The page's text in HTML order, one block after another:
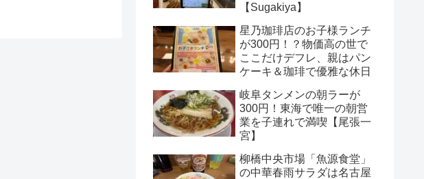
【Sugakiya】
星乃珈琲店のお子様ランチ
が300円！？物価高の世で
ここだけデフレ、親はパン
ケーキ＆珈琲で優雅な休日
岐阜タンメンの朝ラーが
300円！東海で唯一の朝営
業を子連れで満喫【尾張一
宮】
柳橋中央市場「魚源食堂」
の中華春雨サラダは名古屋